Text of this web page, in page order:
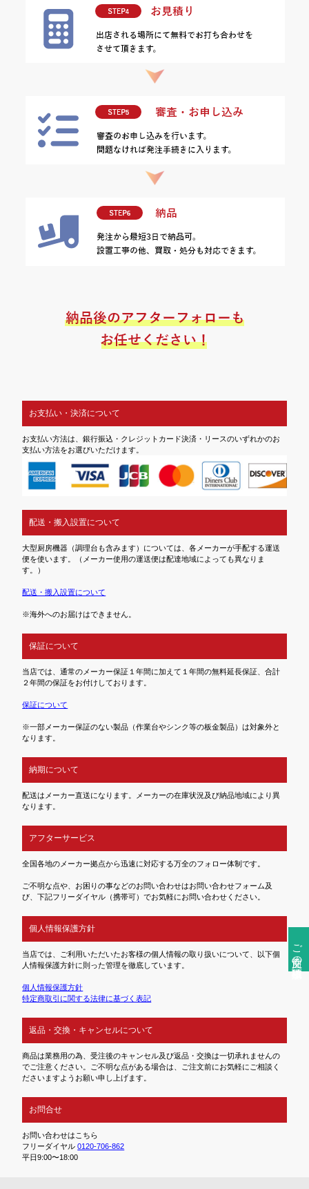
ご注文前の確認事項
お支払い・決済について
お支払い方法は、銀行振込・クレジットカード決済・リースのいずれかのお
支払い方法をお選びいただけます。
配送・搬入設置について
大型厨房機器（調理台も含みます）については、各メーカーが手配する運送
便を使います。（メーカー使用の運送便は配達地域によっても異なりま
す。）
配送・搬入設置について
※海外へのお届けはできません。
保証について
当店では、通常のメーカー保証１年間に加えて１年間の無料延長保証、合計
２年間の保証をお付けしております。
保証について
※一部メーカー保証のない製品（作業台やシンク等の板金製品）は対象外と
なります。
納期について
配送はメーカー直送になります。メーカーの在庫状況及び納品地域により異
なります。
アフターサービス
全国各地のメーカー拠点から迅速に対応する万全のフォロー体制です。
ご不明な点や、お困りの事などのお問い合わせはお問い合わせフォーム及
び、下記フリーダイヤル（携帯可）でお気軽にお問い合わせください。
個人情報保護方針
当店では、ご利用いただいたお客様の個人情報の取り扱いについて、以下個
人情報保護方針に則った管理を徹底しています。
個人情報保護方針
特定商取引に関する法律に基づく表記
返品・交換・キャンセルについて
商品は業務用の為、受注後のキャンセル及び返品・交換は一切承れませんの
でご注意ください。ご不明な点がある場合は、ご注文前にお気軽にご相談く
ださいますようお願い申し上げます。
お問合せ
お問い合わせはこちら
フリーダイヤル0120-706-862
平日9:00〜18:00